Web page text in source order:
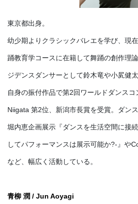
東京都出身。
幼少期よりクラシックバレエを学び、現
踊教育学コースに在籍して舞踊の創作理
ジデンスダンサーとして鈴木竜や小㞍健
自身の振付作品で第2回ワールドダンスコ
Niigata 第2位、新潟市長賞を受賞。ダン
堀内恵企画展示『ダンスを生活空間に接
してパフォーマンスは展示可能か?-』や
など、幅広く活動している。
⻘柳 潤 / Jun Aoyagi